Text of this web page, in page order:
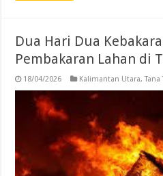
Dua Hari Dua
Pembakaran Lahan di
18/04/2026 Kalimantan Utara,